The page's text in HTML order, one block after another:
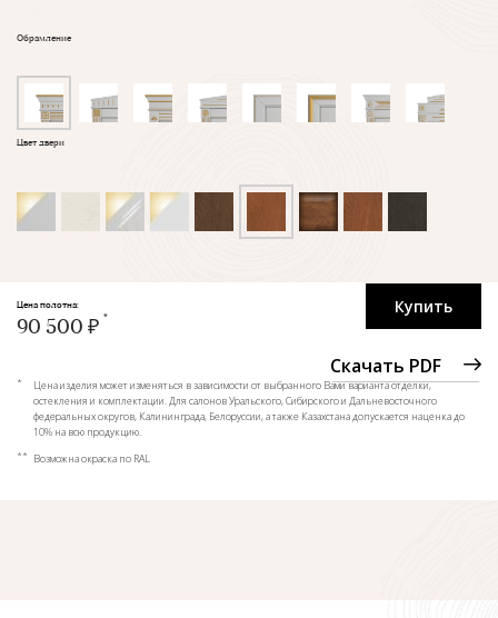
Обрамление
Цвет двери
Купить
Скачать PDF
Цена полотна:
90 500 ₽
*
Цена изделия может изменяться в зависимости от выбранного Вами варианта отделки,
остекления и комплектации. Для салонов Уральского, Сибирского и Дальневосточного
федеральных округов, Калининграда, Белоруссии, а также Казахстана допускается наценка до
10% на всю продукцию.
** Возможна окраска по RAL